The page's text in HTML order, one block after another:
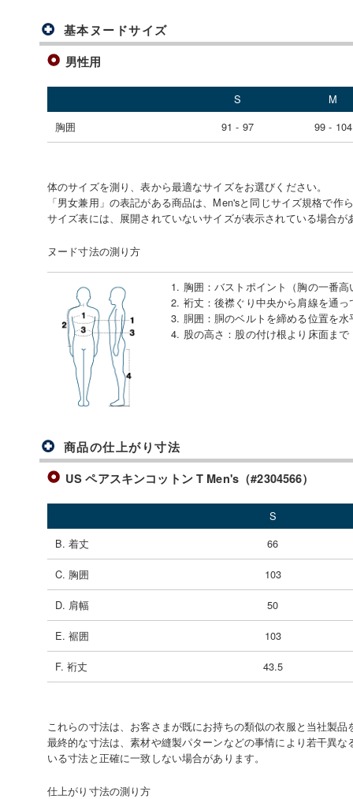
基本ヌードサイズ
男性用
S
M
胸囲
91 - 97 99 - 104
体のサイズを測り、表から最適なサイズをお選びください。
「男女兼用」の表記がある商品は、Men'sと同じサイズ規格で作
サイズ表には、展開されていないサイズが表示されている場合が
ヌード寸法の測り方
1. 胸囲 ：バストポイント（胸の一番
2. 裄丈 ：後襟ぐり中央から肩線を通
3. 胴囲 ： 胴のベルトを締める位置を
4. 股の高さ ： 股の付け根より床面まで
商品の仕上がり寸法
US ペアスキンコットン T Men's（#2304566）
S
B. 着丈
66
C. 胸囲 103
D. 肩幅 50
E. 裾囲 103
F. 裄丈 43.5
これらの寸法は、お客さまが既にお持ちの類似の衣服と当社製
最終的な寸法は、素材や縫製パターンなどの事情により若干異
いる寸法と正確に一致しない場合があります。
仕上がり寸法の測り方